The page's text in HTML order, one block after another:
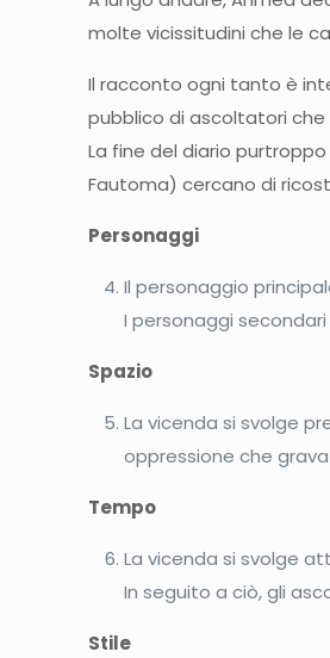
molte vicissitudini che le
Il racconto ogni tanto è
pubblico di ascoltatori
La fine del diario
Fautoma) cercano di
Personaggi
Il personaggio
I personaggi
Spazio
La vicenda si svolge
oppressione che grava
Tempo
La vicenda si svolge
In seguito a ciò, gli
Stile